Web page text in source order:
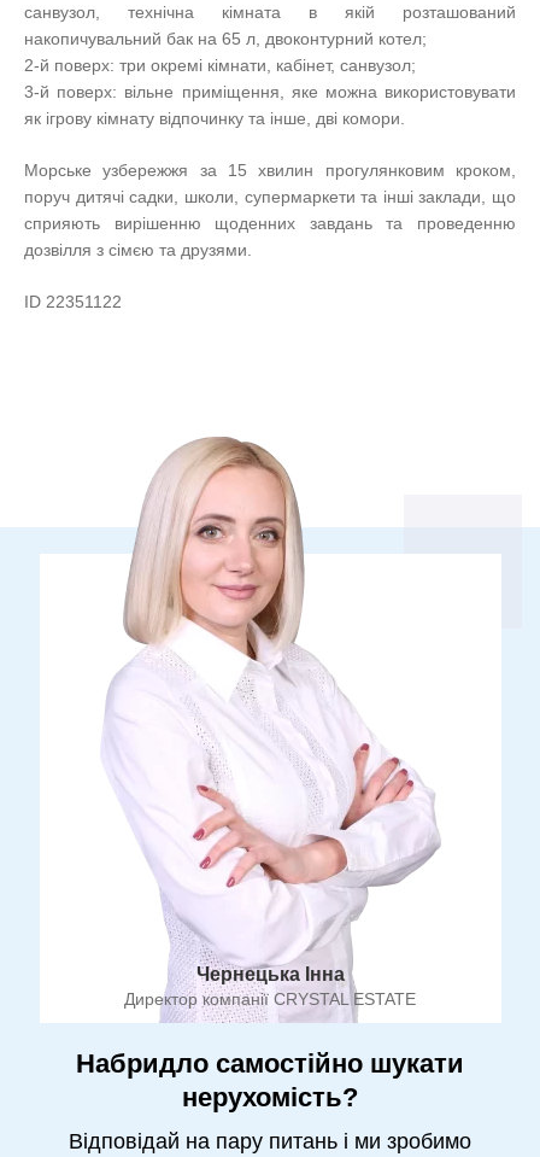
санвузол, технічна кімната в якій розташований
накопичувальний бак на 65 л, двоконтурний котел;
2-й поверх: три окремі кімнати, кабінет, санвузол;
3-й поверх: вільне приміщення, яке можна використовувати
як ігрову кімнату відпочинку та інше, дві комори.
Морське узбережжя за 15 хвилин прогулянковим кроком,
поруч дитячі садки, школи, супермаркети та інші заклади, що
сприяють вирішенню щоденних завдань та проведенню
дозвілля з сімєю та друзями.
ID 22351122
Чернецька Інна
Директор компанії CRYSTAL ESTATE
Набридло самостійно шукати
нерухомість?
Відповідай на пару питань і ми зробимо